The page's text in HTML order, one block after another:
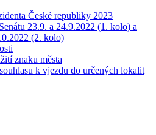
České republiky 2023
23.9. a 24.9.2022 (1. kolo) a
(2. kolo)
znaku města
k vjezdu do určených lokalit